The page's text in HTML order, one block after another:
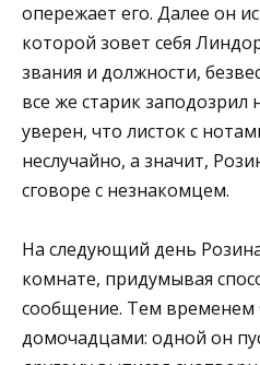
опережает его. Далее он
которой зовет себя
звания и должности,
все же старик заподозрил
уверен, что листок с
неслучайно, а значит,
сговоре с незнакомцем.
На следующий день
комнате, придумывая
сообщение. Тем временем
домочадцами: одной он